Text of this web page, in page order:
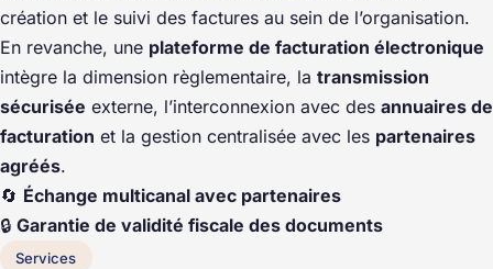
création et le suivi des factures au sein de l’organisation.
En revanche, une plateforme de facturation électronique
intègre la dimension règlementaire, la transmission
sécurisée externe, l’interconnexion avec des annuaires de
facturation et la gestion centralisée avec les partenaires
agréés.
🔄 Échange multicanal avec partenaires
🔒 Garantie de validité fiscale des documents
Services